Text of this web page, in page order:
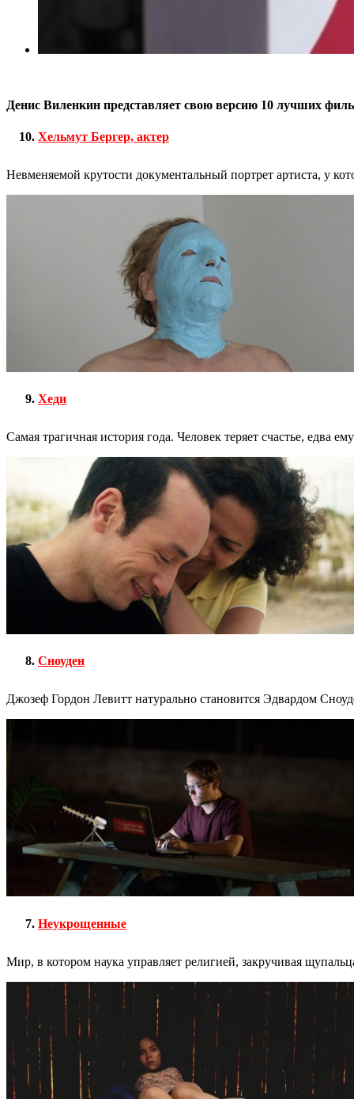
Денис Виленкин представляет свою версию 10 лучших
Хельмут Бергер, актер
Невменяемой крутости документальный портрет артиста, у
Хеди
Самая трагичная история года. Человек теряет счастье, едва
Сноуден
Джозеф Гордон Левитт натурально становится Эдвардом
Неукрощенные
Мир, в котором наука управляет религией, закручивая